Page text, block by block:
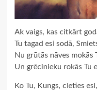
Ak vaigs, kas citkārt
Tu tagad esi sodā,
Nu grūtās nāves mokās
Un grēcinieku rokās Tu
Ko Tu, Kungs, cieties